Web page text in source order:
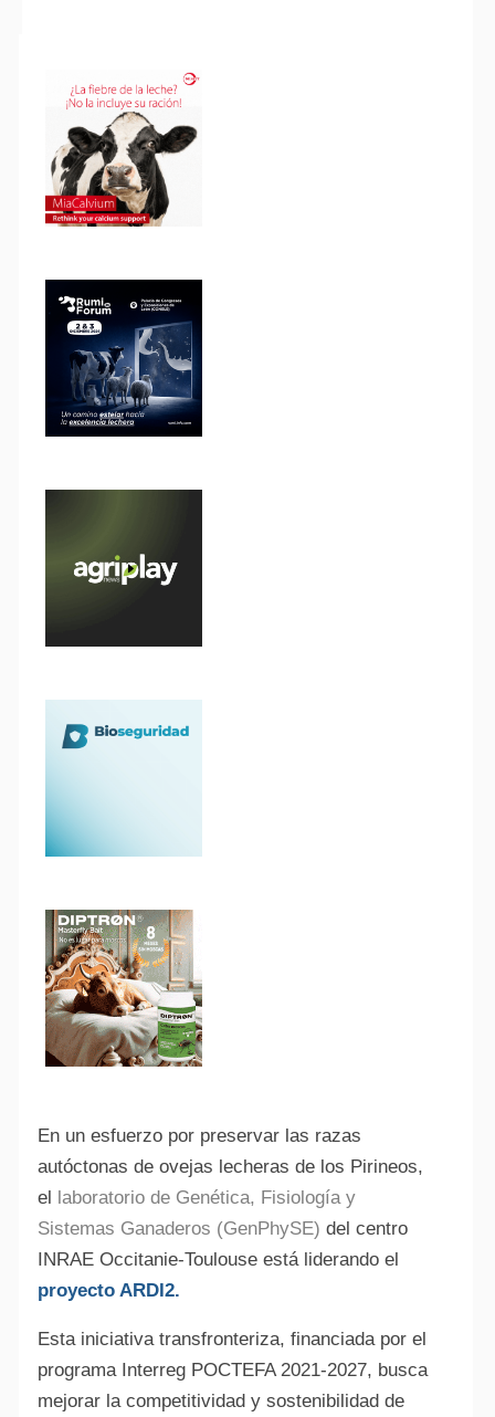
En un esfuerzo por preservar las razas
autóctonas de ovejas lecheras de los Pirineos,
el laboratorio de Genética, Fisiología y
Sistemas Ganaderos (GenPhySE) del centro
INRAE Occitanie-Toulouse está liderando el
proyecto ARDI2.
Esta iniciativa transfronteriza, financiada por el
programa Interreg POCTEFA 2021-2027, busca
mejorar la competitividad y sostenibilidad de